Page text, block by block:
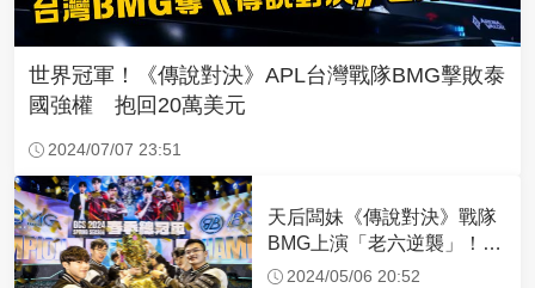
世界冠軍！《傳說對決》APL台灣戰隊BMG擊敗泰
國強權 抱回20萬美元
2024/07/07 23:51
天后闆妹《傳說對決》戰隊
BMG上演「老六逆襲」！直
落四橫掃閃電狼奪冠
2024/05/06 20:52